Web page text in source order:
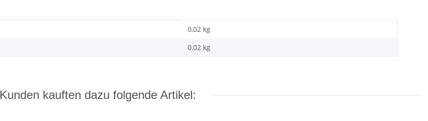
0,02 kg
0,02 kg
Kunden kauften dazu folgende Artikel: